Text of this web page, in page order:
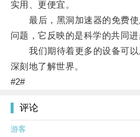
实用、更便宜。
最后，黑洞加速器的免费使
问题，它反映的是科学的共同进
我们期待着更多的设备可以
深刻地了解世界。
#2#
评论
游客